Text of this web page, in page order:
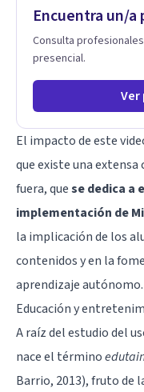
Encuentra un/a
Consulta
presencial.
Ver
El impacto de este
que existe una
fuera, quese dedica a
implementación de
la implicación de los
contenidos y en la
aprendizaje autónomo.
Educación y
A raíz del estudio del
nace el término
Barrio, 2013), fruto de